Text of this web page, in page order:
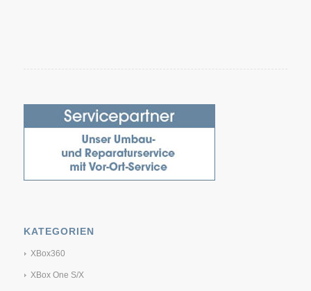
KATEGORIEN
XBox360
XBox One S/X